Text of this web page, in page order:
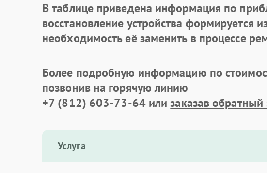
В таблице приведена информация по
восстановление устройства формируется
необходимость её заменить в процессе
Более подробную информацию по
позвонив на горячую линию
+7 (812) 603-73-64илизаказав обратный
Услуга